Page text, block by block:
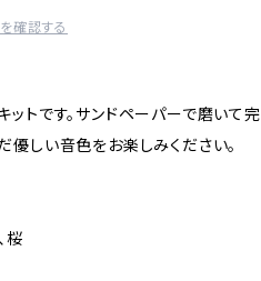
確認する
ットです。サンドペーパーで磨いて完
優しい音色をお楽しみください。
桜